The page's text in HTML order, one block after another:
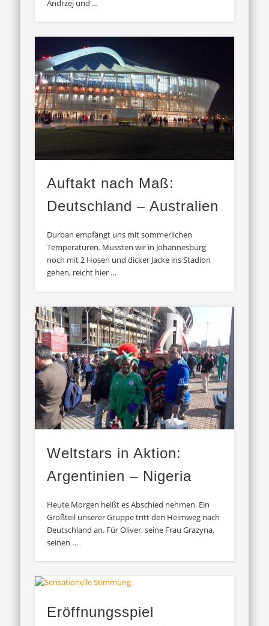
Andrzej und …
Auftakt nach Maß:
Deutschland – Australien
Durban empfängt uns mit sommerlichen
Temperaturen. Mussten wir in Johannesburg
noch mit 2 Hosen und dicker Jacke ins Stadion
gehen, reicht hier …
Weltstars in Aktion:
Argentinien – Nigeria
Heute Morgen heißt es Abschied nehmen. Ein
Großteil unserer Gruppe tritt den Heimweg nach
Deutschland an. Für Oliver, seine Frau Grazyna,
seinen …
Eröffnungsspiel